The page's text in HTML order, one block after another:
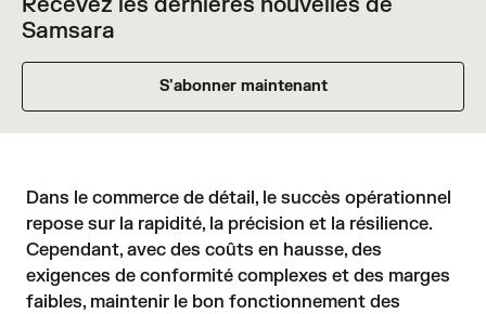
Samsara
S'abonner maintenant
Dans le commerce de détail, le succès opérationnel
repose sur la rapidité, la précision et la résilience.
Cependant, avec des coûts en hausse, des
exigences de conformité complexes et des marges
faibles, maintenir le bon fonctionnement des